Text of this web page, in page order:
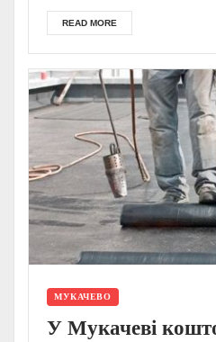
READ MORE
МУКАЧЕВО
У Мукачеві